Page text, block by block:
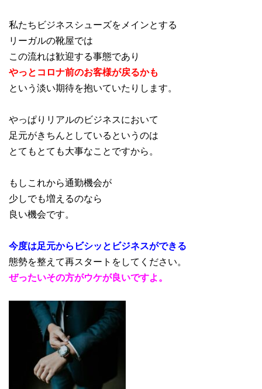
私たちビジネスシューズをメインとする
リーガルの靴屋では
この流れは歓迎する事態であり
やっとコロナ前のお客様が戻るかも
という淡い期待を抱いていたりします。
やっぱりリアルのビジネスにおいて
足元がきちんとしているというのは
とてもとても大事なことですから。
もしこれから通勤機会が
少しでも増えるのなら
良い機会です。
今度は足元からビシッとビジネスができる
態勢を整えて再スタートをしてください。
ぜったいその方がウケが良いですよ。